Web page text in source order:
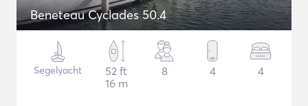
Beneteau Cyclades 50.4
Segelyacht
52 ft
16 m
8 4 4